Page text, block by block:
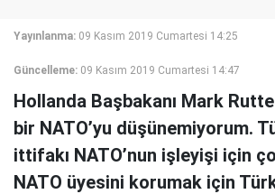
Yayınlanma: 09 Kasım 2019 Cumartesi 14:25
Güncelleme: 09 Kasım 2019 Cumartesi 14:47
Hollanda Başbakanı Mark
bir NATO’yu düşünemiyorum.
ittifakı NATO’nun işleyişi için
NATO üyesini korumak için